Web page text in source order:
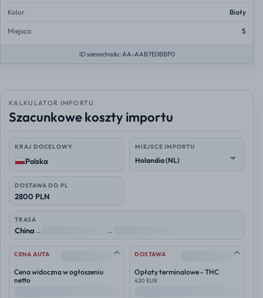
Kolor Biały
Miejsca 5
ID samochodu: AA-AAB7E0BBF0
KALKULATOR IMPORTU
Szacunkowe koszty importu
KRAJ DOCELOWY
Polska
MIEJSCE IMPORTU
DOSTAWA DO PL
2800 PLN
TRASA
China→ →
CENA AUTA --
Cena widoczna w ogłoszeniu
netto
DOSTAWA --
Opłaty terminalowe - THC
420 EUR